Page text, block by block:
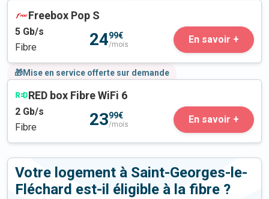
Freebox Pop S
5 Gb/s
Fibre
2499€
/mois En savoir +
🎁Mise en service offerte sur demande
RED box Fibre WiFi 6
2 Gb/s
Fibre
2399€
/mois En savoir +
Votre logement à Saint-Georges-le-
Fléchard est-il éligible à la fibre ?